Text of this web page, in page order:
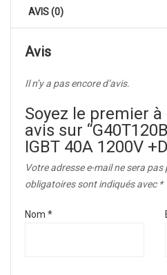
AVIS (0)
Avis
Il n’y a pas encore d’avis.
Soyez le premier
avis sur
IGBT 40A 1200V
Votre adresse e-mail ne sera pas
obligatoires sont indiqués avec *
Nom *